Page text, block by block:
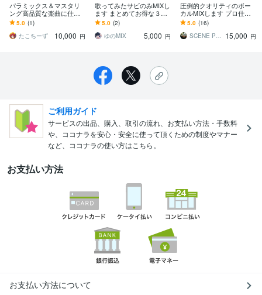
パラミックス＆マスタリ
ング高品質な楽曲に仕上
げます ☆トラック数制限
なし ☆修正回数無制限
5.0 (1)
たこちーず
10,000 円
歌ってみたサビのみMIXし
ます まとめてお得な３本
5,000円のプランです
5.0 (2)
ゆのMIX
5,000 円
圧倒的クオリティのボー
カルMIXします プロ仕上
がりで満足したい人向け
です！！
5.0 (16)
SCENE PROJECT 15,000 円
ご利用ガイド
サービスの出品、購入、取引の流れ、お支払い方法・手数料
や、ココナラを安心・安全に使って頂くための制度やマナー
など、ココナラの使い方はこちら。
お支払い方法
お支払い方法について